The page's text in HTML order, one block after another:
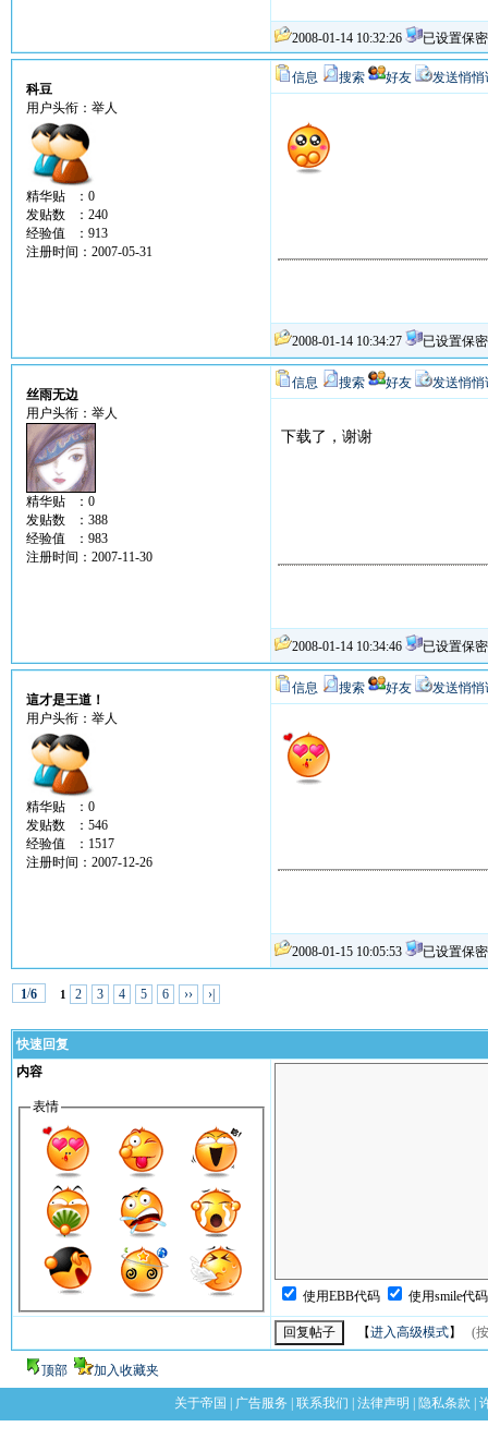
2008-01-14 10:32:26 已设置保密
科豆
用户头衔：举人
精华贴 ：0
发贴数 ：240
经验值 ：913
注册时间：2007-05-31
信息 搜索 好友 发送悄悄
2008-01-14 10:34:27 已设置保密
丝雨无边
用户头衔：举人
精华贴 ：0
发贴数 ：388
经验值 ：983
注册时间：2007-11-30
信息 搜索 好友 发送悄悄
下载了，谢谢
2008-01-14 10:34:46 已设置保密
這才是王道！
用户头衔：举人
精华贴 ：0
发贴数 ：546
经验值 ：1517
注册时间：2007-12-26
信息 搜索 好友 发送悄悄
2008-01-15 10:05:53 已设置保密
1/6 1 2 3 4 5 6 ›› ›|
快速回复
内容
表情
使用EBB代码 使用smile代
【进入高级模式】 (
顶部 加入收藏夹
关于帝国 广告服务 联系我们 法律声明 隐私条款